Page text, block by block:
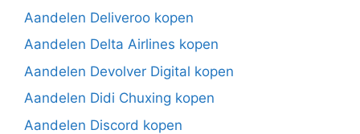
Aandelen Deliveroo kopen
Aandelen Delta Airlines kopen
Aandelen Devolver Digital kopen
Aandelen Didi Chuxing kopen
Aandelen Discord kopen